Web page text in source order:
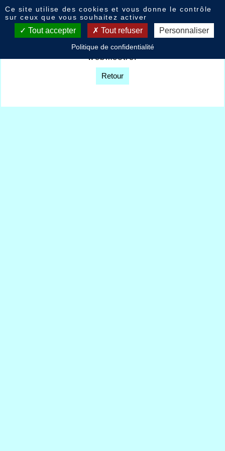
Livre d'or
Option non disponible sur décision du
webmestre.
Retour
Ce site utilise des cookies et vous donne le contrôle
sur ceux que vous souhaitez activer
Tout accepter Tout refuser Personnaliser
Politique de confidentialité